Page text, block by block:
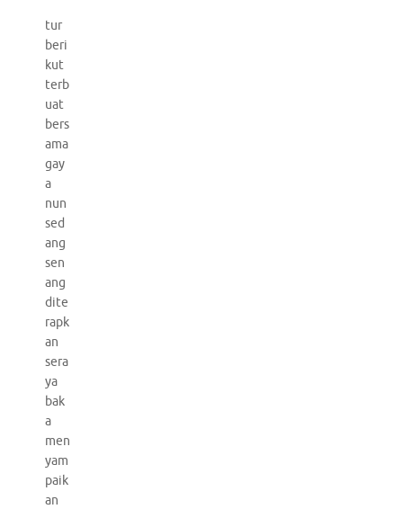
tur
beri
kut
terb
uat
bers
ama
gay
a
nun
sed
ang
sen
ang
dite
rapk
an
sera
ya
bak
a
men
yam
paik
an